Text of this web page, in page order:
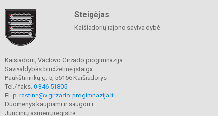
Steigėjas
Kaišiadorių rajono savivaldybė
Kaišiadorių Vaclovo Giržado progimnazija
Savivaldybės biudžetinė įstaiga.
Paukštininkų g. 5, 56166 Kaišiadorys
Tel./ faks. 0 346 51805
El. p. rastine@v.girzado-progimnazija.lt
Duomenys kaupiami ir saugomi
Juridinių asmenų registre